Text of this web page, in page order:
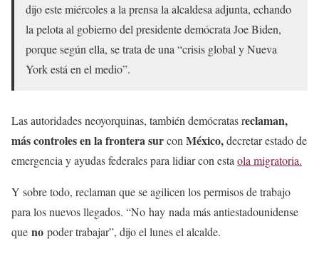
dijo este miércoles a la prensa la alcaldesa adjunta, echando
la pelota al gobierno del presidente demócrata Joe Biden,
porque según ella, se trata de una “crisis global y Nueva
York está en el medio”.
Las autoridades neoyorquinas, también demócratas reclaman,
más controles en la frontera surcon México,decretar estado de
emergencia y ayudas federales para lidiar con esta ola migratoria.
Y sobre todo, reclaman que se agilicen los permisos de trabajo
para los nuevos llegados. “No hay nada más antiestadounidense
que no poder trabajar”, dijo el lunes el alcalde.